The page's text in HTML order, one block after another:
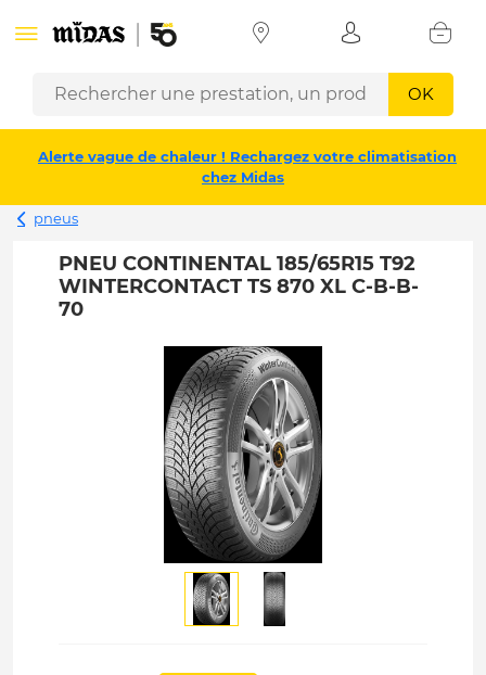
OK
Alerte vague de chaleur ! Rechargez votre climatisation
chez Midas
pneus
PNEU CONTINENTAL 185/65R15 T92
WINTERCONTACT TS 870 XL C-B-B-
70